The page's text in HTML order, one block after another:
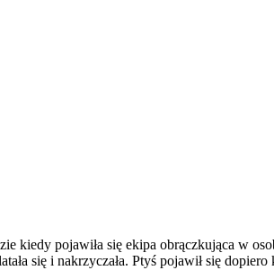
kiedy pojawiła się ekipa obrączkująca w
się i nakrzyczała. Ptyś pojawił się